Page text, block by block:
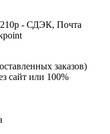
210р - СДЭК, Почта
заказов)
сайт или 100%